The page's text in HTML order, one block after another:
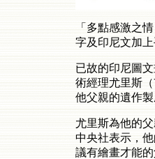
「多點感激之
字及印尼文加
已故的印尼圖
術經理尤里斯
他父親的遺作
尤里斯為他的
中央社表示，
議有繪畫才能